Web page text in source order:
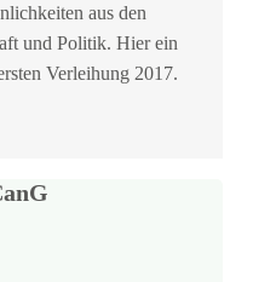
aus den
und Politik. Hier ein
Verleihung 2017.